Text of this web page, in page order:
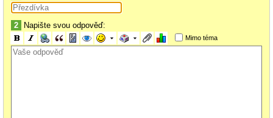
2 Napište svou odpověď:
Mimo téma